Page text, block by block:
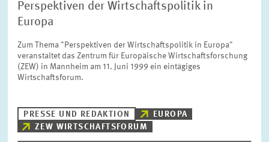
JAHRESBERICHT
Perspektiven der Wirtschaftspolitik in
Europa
Zum Thema "Perspektiven der Wirtschaftspolitik in Europa"
veranstaltet das Zentrum für Europäische Wirtschaftsforschung
(ZEW) in Mannheim am 11. Juni 1999 ein eintägiges
Wirtschaftsforum.
PRESSE UND REDAKTION
EUROPA
ZEW WIRTSCHAFTSFORUM